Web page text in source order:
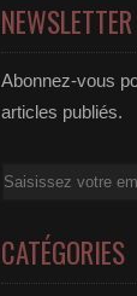
NEWSLETTER
Abonnez-vous
articles publiés.
Email
CATÉGORIES